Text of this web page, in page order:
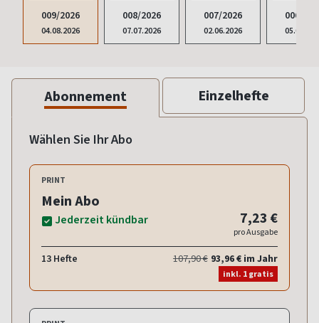
009/2026
04.08.2026
008/2026
07.07.2026
007/2026
02.06.2026
006/
Abonnement Einzelhefte
Wählen Sie Ihr Abo
PRINT
Mein Abo
Jederzeit kündbar 7,23 €
pro Ausgabe
13 Hefte 107,90 € 93,96 € im Jahr
inkl. 1 gratis